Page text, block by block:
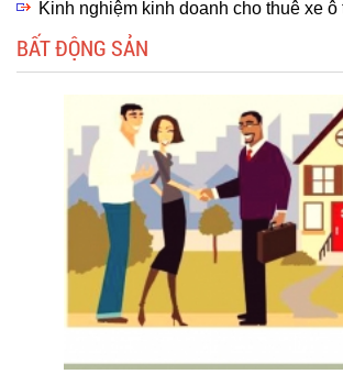
Kinh nghiệm kinh doanh cho thuê xe ô
BẤT ĐỘNG SẢN